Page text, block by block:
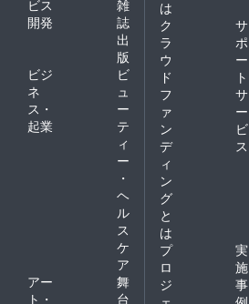
ビス
開発
雑
誌
出
版
ビジ
ネ
ス・
起業
ビ
ュ
ー
テ
ィ
ー
・
ヘ
ル
ス
ケ
ア
アー
ト・
舞
台
は
ク
ラ
ウ
ド
フ
ァ
ン
デ
ィ
ン
グ
と
は
サ
ポ
ー
ト
サ
ー
ビ
ス
プ
ロ
ジ
実
施
事